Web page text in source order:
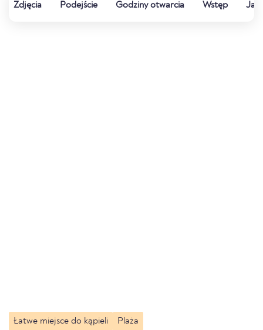
Zdjęcia Podejście Godziny otwarcia Wstęp
Łatwe miejsce do kąpieli Plaża